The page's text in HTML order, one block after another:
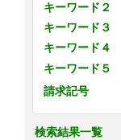
キーワード２
キーワード３
キーワード４
キーワード５
請求記号
検索結果一覧